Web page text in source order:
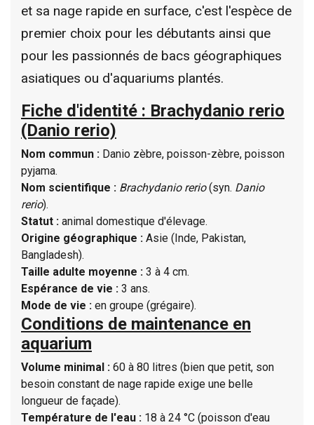
et sa nage rapide en surface, c'est l'espèce de
premier choix pour les débutants ainsi que
pour les passionnés de bacs géographiques
asiatiques ou d'aquariums plantés.
Fiche d'identité : Brachydanio rerio
(Danio rerio)
Nom commun : Danio zèbre, poisson-zèbre, poisson
pyjama.
Nom scientifique : Brachydanio rerio(syn. Danio
rerio).
Statut : animal domestique d'élevage.
Origine géographique : Asie (Inde, Pakistan,
Bangladesh).
Taille adulte moyenne : 3 à 4 cm.
Espérance de vie : 3 ans.
Mode de vie : en groupe (grégaire).
Conditions de maintenance en
aquarium
Volume minimal : 60 à 80 litres (bien que petit, son
besoin constant de nage rapide exige une belle
longueur de façade).
Température de l'eau : 18 à 24 °C (poisson d'eau